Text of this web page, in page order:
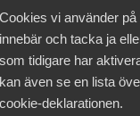
Cookies vi använder
innebär och tacka ja
som tidigare har
kan även se en lista
cookie-deklarationen.